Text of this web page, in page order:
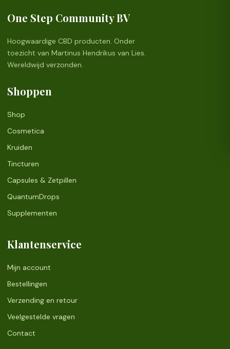
One Step Community BV
Hoogwaardige CBD producten. Onder
toezicht van Martinus Hendrikus van Lies.
Wereldwijd verzonden.
Shoppen
Shop
Cosmetica
Kruiden
Tincturen
Capsules & Zetpillen
QuantumDrops
Supplementen
Klantenservice
Mijn account
Bestellingen
Verzending en retour
Veelgestelde vragen
Contact